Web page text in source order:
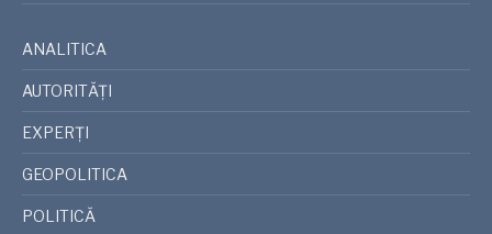
ANALITICA
AUTORITĂȚI
EXPERȚI
GEOPOLITICA
POLITICĂ